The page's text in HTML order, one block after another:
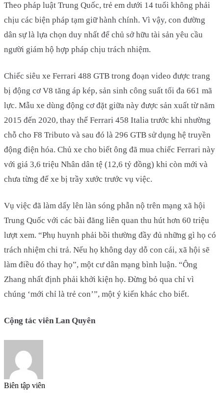
Theo pháp luật Trung Quốc, trẻ em dưới 14 tuổi không phải
chịu các biện pháp tạm giữ hành chính. Vì vậy, con đường
dân sự là lựa chọn duy nhất để chủ sở hữu tài sản yêu cầu
người giám hộ hợp pháp chịu trách nhiệm.
Chiếc siêu xe Ferrari 488 GTB trong đoạn video được trang
bị động cơ V8 tăng áp kép, sản sinh công suất tối đa 661 mã
lực. Mẫu xe dùng động cơ đặt giữa này được sản xuất từ năm
2015 đến 2020, thay thế Ferrari 458 Italia trước khi nhường
chỗ cho F8 Tributo và sau đó là 296 GTB sử dụng hệ truyền
động điện hóa. Chủ xe cho biết ông đã mua chiếc Ferrari này
với giá 3,6 triệu Nhân dân tệ (12,6 tỷ đồng) khi còn mới và
chưa từng để xe bị trầy xước trước vụ việc.
Vụ việc đã làm dấy lên làn sóng phẫn nộ trên mạng xã hội
Trung Quốc với các bài đăng liên quan thu hút hơn 60 triệu
lượt xem. “Phụ huynh phải bồi thường đầy đủ những gì họ có
trách nhiệm chi trả. Nếu họ không dạy dỗ con cái, xã hội sẽ
làm điều đó thay họ”, một cư dân mạng bình luận. “Ông
Zhang nhất định phải khởi kiện họ. Đừng bỏ qua chỉ vì
chúng ‘mới chỉ là trẻ con’”, một ý kiến khác cho biết.
Cộng tác viên Lan Quyên
Biên tập viên